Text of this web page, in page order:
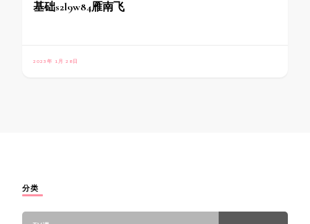
基础s2l9w84雁南飞
2023年 1月 28日
分类